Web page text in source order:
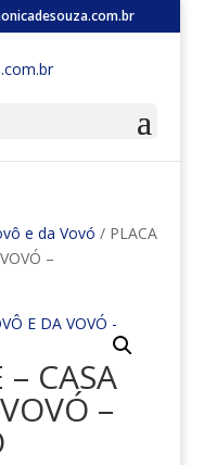
e da Vovó / PLACA
–
CASA
–